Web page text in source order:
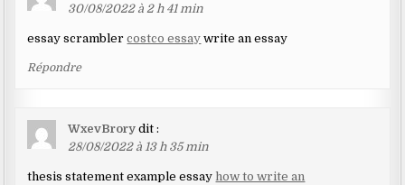
30/08/2022 à 2 h 41 min
essay scramblercostco essay write an essay
Répondre
WxevBrory dit :
28/08/2022 à 13 h 35 min
thesis statement example essay how to write an